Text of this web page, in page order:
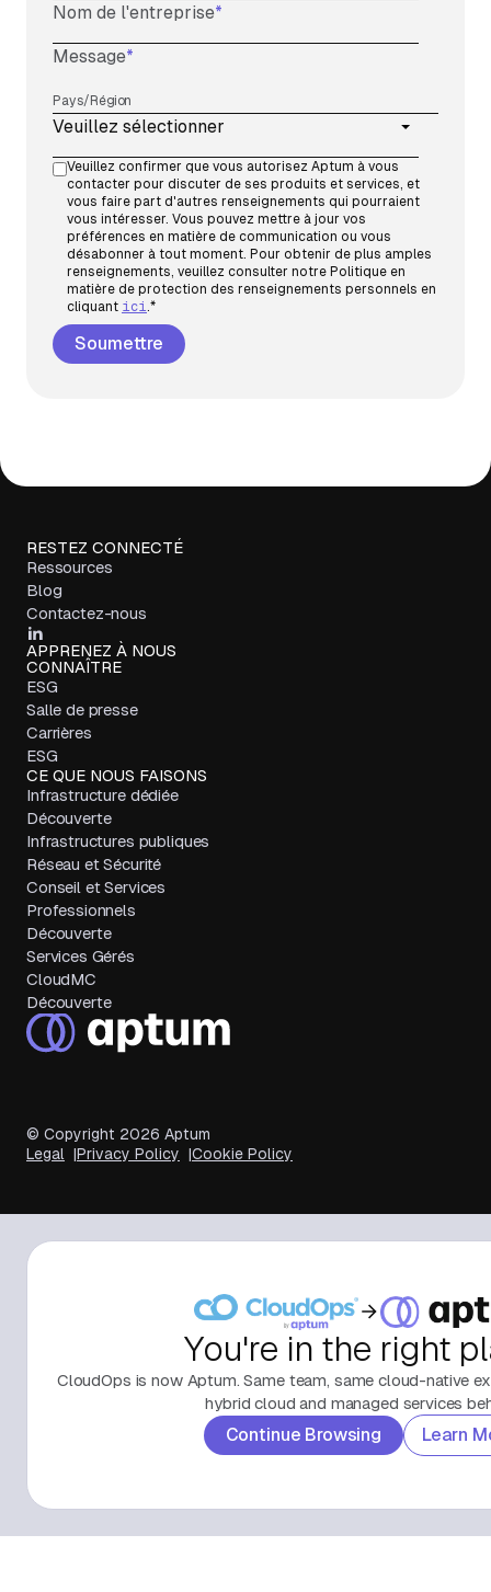
Nom de l'entreprise*
Message*
Pays/Région
Veuillez confirmer que vous autorisez Aptum à vous
contacter pour discuter de ses produits et services, et
vous faire part d'autres renseignements qui pourraient
vous intéresser. Vous pouvez mettre à jour vos
préférences en matière de communication ou vous
désabonner à tout moment. Pour obtenir de plus amples
renseignements, veuillez consulter notre Politique en
matière de protection des renseignements personnels en
cliquant ici *
RESTEZ CONNECTÉ
Ressources
Blog
Contactez-nous
APPRENEZ À NOUS
CONNAÎTRE
ESG
Salle de presse
Carrières
ESG
CE QUE NOUS FAISONS
Infrastructure dédiée
Découverte
Infrastructures publiques
Réseau et Sécurité
Conseil et Services
Professionnels
Découverte
Services Gérés
CloudMC
Découverte
© Copyright 2026 Aptum
Legal
Privacy Policy Cookie Policy
You're in the right
CloudOps is now Aptum. Same team, same cloud-native
hybrid cloud and managed services
Continue Browsing Learn